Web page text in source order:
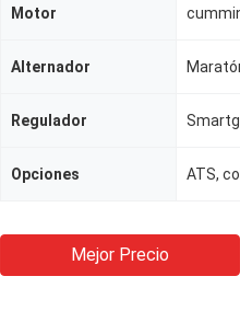
Motor
Alternador
Regulador
Opciones
Mejor Precio